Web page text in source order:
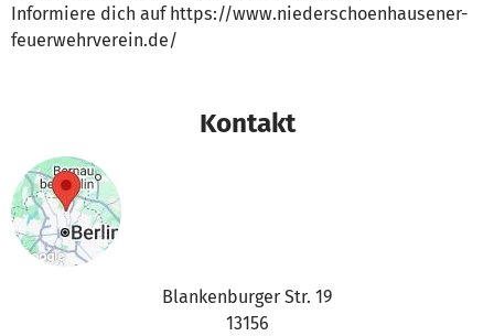
Informiere dich auf https://www.niederschoenhausener-
feuerwehrverein.de/
Kontakt
Blankenburger Str. 19
13156